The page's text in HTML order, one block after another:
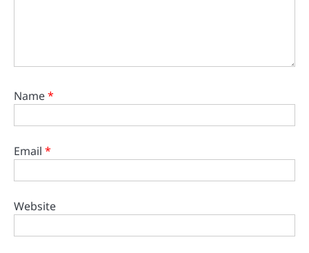
Name*
Email *
Website